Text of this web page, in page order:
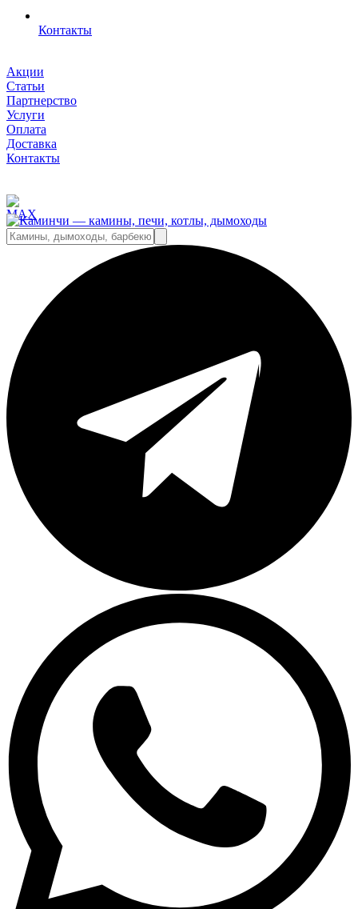
Контакты
Акции
Статьи
Партнерство
Услуги
Оплата
Доставка
Контакты